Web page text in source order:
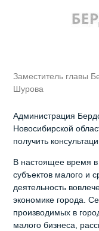
Заместитель главы
Шурова
Администрация
Новосибирской
получить
В настоящее время в
субъектов малого и
деятельность
экономике города.
производимых в
малого бизнеса,